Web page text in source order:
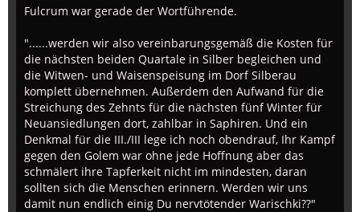
Fulcrum war gerade der Wortführende.
"......werden wir also vereinbarungsgemäß die Kosten für
die nächsten beiden Quartale in Silber begleichen und
die Witwen- und Waisenspeisung im Dorf Silberau
komplett übernehmen. Außerdem den Aufwand für die
Streichung des Zehnts für die nächsten fünf Winter für
Neuansiedlungen dort, zahlbar in Saphiren. Und ein
Denkmal für die III./III lege ich noch obendrauf, Ihr Kampf
gegen den Golem war ohne jede Hoffnung aber das
schmälert ihre Tapferkeit nicht im mindesten, daran
sollten sich die Menschen erinnern. Werden wir uns
damit nun endlich einig Du nervtötender Warischki??"